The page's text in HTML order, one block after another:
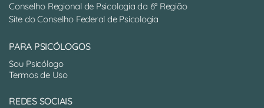
Conselho Regional de Psicologia da 6ª Região
Site do Conselho Federal de Psicologia
PARA PSICÓLOGOS
Sou Psicólogo
Termos de Uso
REDES SOCIAIS